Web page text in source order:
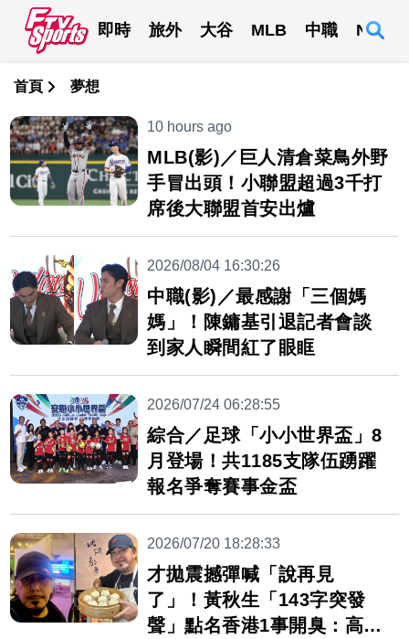
即時 旅外 大谷 MLB 中職 NBA
首頁 夢想
10 hours ago
MLB(影)／巨人清倉菜鳥外野
手冒出頭！小聯盟超過3千打
席後大聯盟首安出爐
2026/08/04 16:30:26
中職(影)／最感謝「三個媽
媽」！陳鏞基引退記者會談
到家人瞬間紅了眼眶
2026/07/24 06:28:55
綜合／足球「小小世界盃」8
月登場！共1185支隊伍踴躍
報名爭奪賽事金盃
2026/07/20 18:28:33
才拋震撼彈喊「說再見
了」！黃秋生「143字突發
聲」點名香港1事開臭：高危